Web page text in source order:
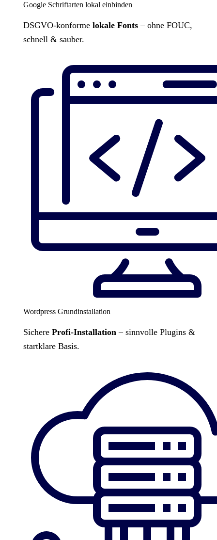
Google Schriftarten lokal einbinden
DSGVO-konforme lokale Fonts – ohne FOUC,
schnell & sauber.
Wordpress Grundinstallation
Sichere Profi-Installation – sinnvolle Plugins &
startklare Basis.